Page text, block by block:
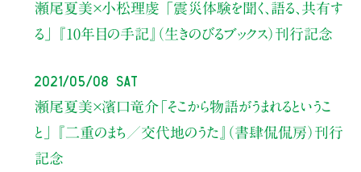
瀬尾夏美×小松理虔
「震災体験を聞く、語る、共有す
る」
『10年目の手記』（生きのびるブックス）刊行記念
2021/05/08 Sat
瀬尾夏美×濱口竜介「そこから物語がうまれるというこ
と」
『二重のまち／交代地のうた』
（書肆侃侃房）刊行
記念